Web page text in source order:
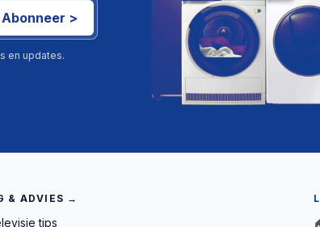
Abonneer >
en updates.
& ADVIES →
tips